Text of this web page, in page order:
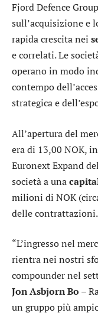
Fjord Defence
sull’acquisizione e
rapida crescita nei
e correlati. Le
operano in modo
contempo
strategica e
All’apertura del
era di 13,00 NOK,
Euronext Expand
società a una
milioni di NOK
delle contrattazioni.
“L’ingresso nel
rientra nei nostri
compounder nel
Jon Asbjorn Bo –
un gruppo più